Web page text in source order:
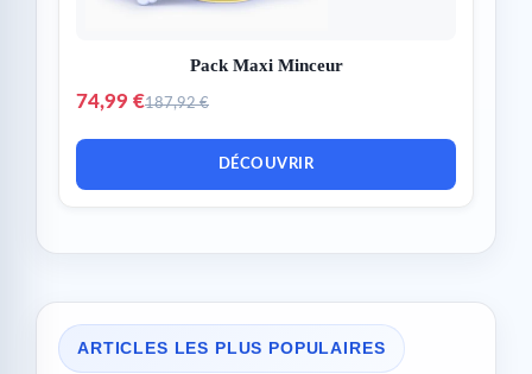
Pack Maxi Minceur
74,99 €187,92 €
DÉCOUVRIR
ARTICLES LES PLUS POPULAIRES